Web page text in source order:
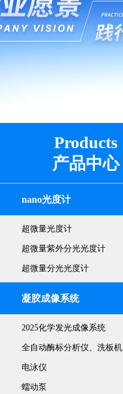
Products
产品中心
nano光度计
超微量光度计
超微量紫外分光光度计
超微量分光光度计
凝胶成像系统
2025化学发光成像系统
全自动酶标分析仪、洗板机
电泳仪
蠕动泵